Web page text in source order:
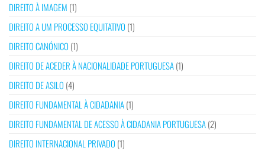
DIREITO À IMAGEM (1)
DIREITO A UM PROCESSO EQUITATIVO (1)
DIREITO CANÓNICO (1)
DIREITO DE ACEDER À NACIONALIDADE PORTUGUESA(1)
DIREITO DE ASILO (4)
DIREITO FUNDAMENTAL À CIDADANIA(1)
DIREITO FUNDAMENTAL DE ACESSO À CIDADANIA PORTUGUESA(2)
DIREITO INTERNACIONAL PRIVADO (1)